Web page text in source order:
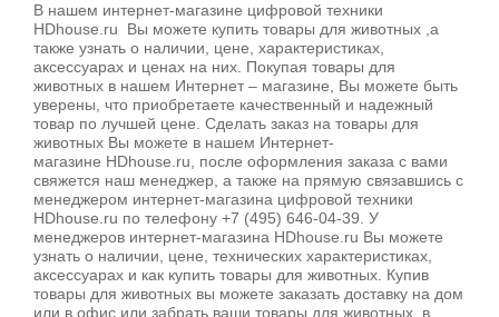
В нашем интернет-магазине цифровой техники
HDhouse.ru Вы можете купить товары для животных ,а
также узнать о наличии, цене, характеристиках,
аксессуарах и ценах на них. Покупая товары для
животных в нашем Интернет – магазине, Вы можете быть
уверены, что приобретаете качественный и надежный
товар по лучшей цене. Сделать заказ на товары для
животных Вы можете в нашем Интернет-
магазине HDhouse.ru, после оформления заказа с вами
свяжется наш менеджер, а также на прямую связавшись с
менеджером интернет-магазина цифровой техники
HDhouse.ru по телефону +7 (495) 646-04-39. У
менеджеров интернет-магазина HDhouse.ru Вы можете
узнать о наличии, цене, технических характеристиках,
аксессуарах и как купить товары для животных. Купив
товары для животных вы можете заказать доставку на дом
или в офис или забрать ваши товары для животных, в